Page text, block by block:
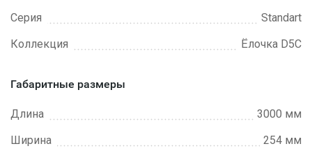
Серия
Standart
Коллекция
Ёлочка D5C
Габаритные размеры
Длина
3000 мм
Ширина
254 мм